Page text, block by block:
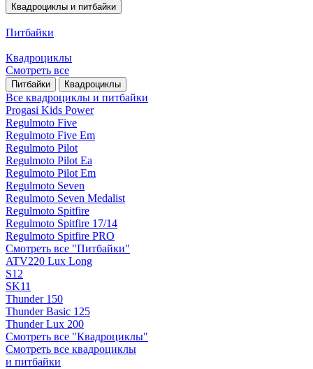
Квадроциклы и питбайки
Питбайки
Квадроциклы
Смотреть все
Питбайки Квадроциклы
Все квадроциклы и питбайки
Progasi Kids Power
Regulmoto Five
Regulmoto Five Em
Regulmoto Pilot
Regulmoto Pilot Ea
Regulmoto Pilot Em
Regulmoto Seven
Regulmoto Seven Medalist
Regulmoto Spitfire
Regulmoto Spitfire 17/14
Regulmoto Spitfire PRO
Смотреть все "Питбайки"
ATV220 Lux Long
S12
SK11
Thunder 150
Thunder Basic 125
Thunder Lux 200
Смотреть все "Квадроциклы"
Смотреть все квадроциклы
и питбайки